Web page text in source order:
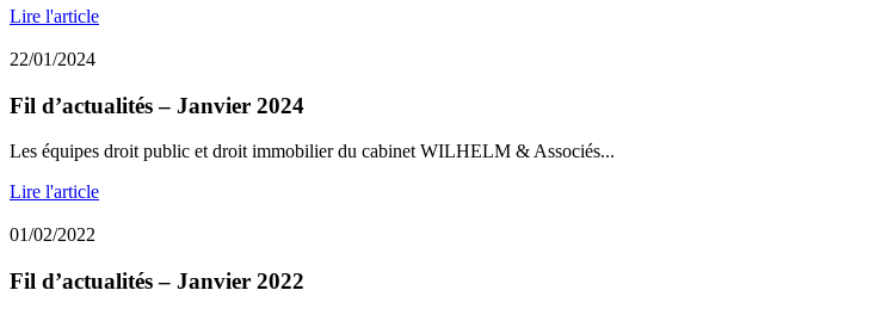
Lire l'article
22/01/2024
Fil d’actualités – Janvier 2024
Les équipes droit public et droit immobilier du cabinet WILHELM & Associés...
Lire l'article
01/02/2022
Fil d’actualités – Janvier 2022